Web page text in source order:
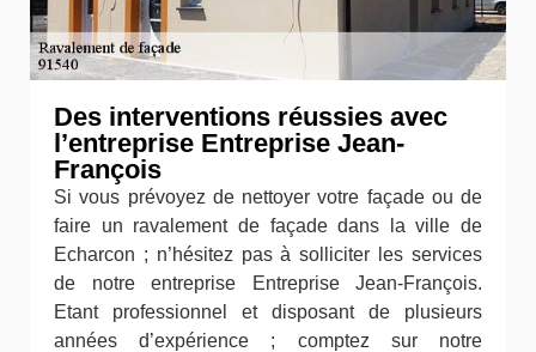
Des interventions réussies avec
l’entreprise Entreprise Jean-
François
Si vous prévoyez de nettoyer votre façade ou de
faire un ravalement de façade dans la ville de
Echarcon ; n’hésitez pas à solliciter les services
de notre entreprise Entreprise Jean-François.
Etant professionnel et disposant de plusieurs
années d’expérience ; comptez sur notre